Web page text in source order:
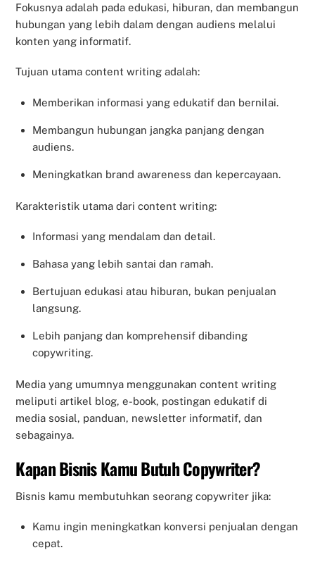
Fokusnya adalah pada edukasi, hiburan, dan membangun
hubungan yang lebih dalam dengan audiens melalui
konten yang informatif.
Tujuan utama content writing adalah:
Memberikan informasi yang edukatif dan bernilai.
Membangun hubungan jangka panjang dengan
audiens.
Meningkatkan brand awareness dan kepercayaan.
Karakteristik utama dari content writing:
Informasi yang mendalam dan detail.
Bahasa yang lebih santai dan ramah.
Bertujuan edukasi atau hiburan, bukan penjualan
langsung.
Lebih panjang dan komprehensif dibanding
copywriting.
Media yang umumnya menggunakan content writing
meliputi artikel blog, e-book, postingan edukatif di
media sosial, panduan, newsletter informatif, dan
sebagainya.
Kapan Bisnis Kamu Butuh Copywriter?
Bisnis kamu membutuhkan seorang copywriter jika:
Kamu ingin meningkatkan konversi penjualan dengan
cepat.